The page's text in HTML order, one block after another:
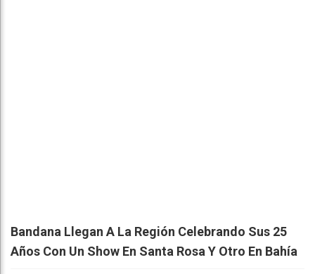
Bandana Llegan A La Región Celebrando Sus 25
Años Con Un Show En Santa Rosa Y Otro En Bahía